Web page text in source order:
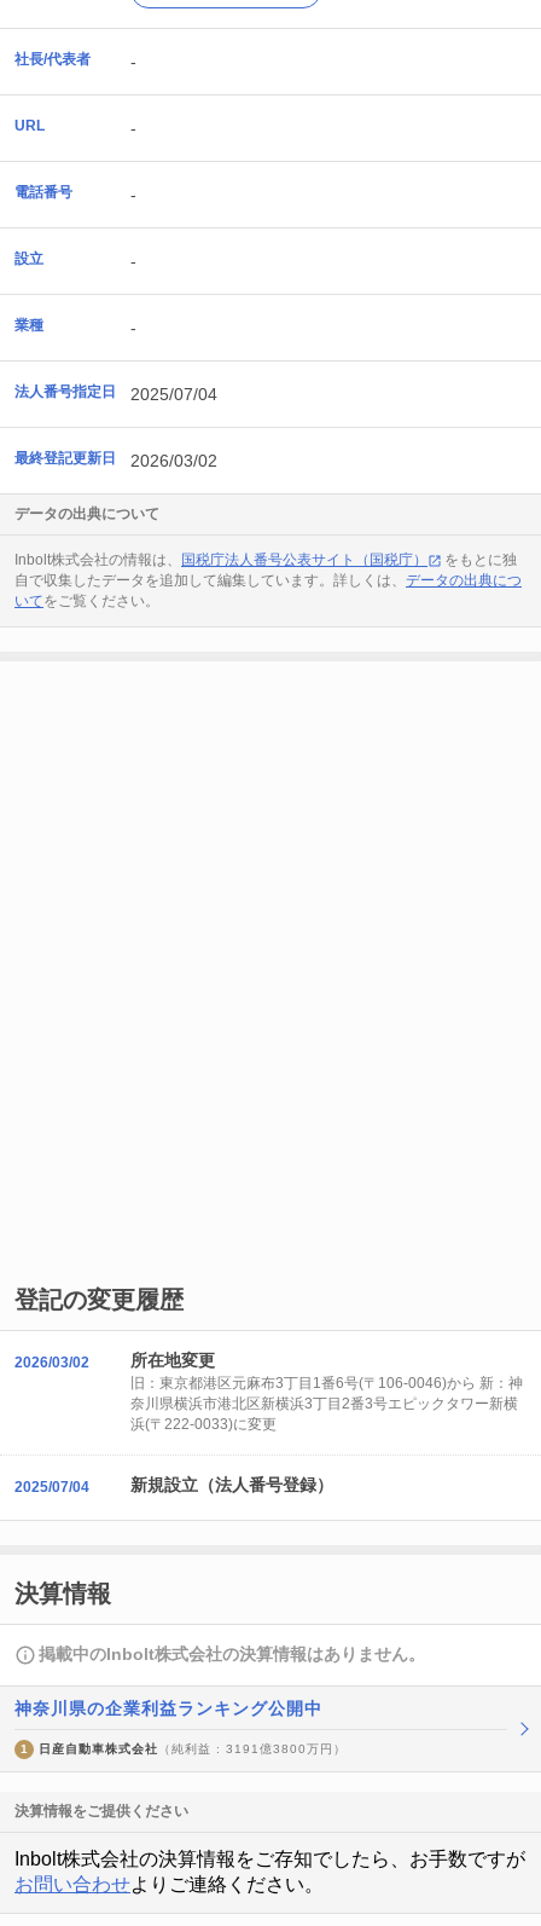
社長/代表者 -
URL -
電話番号 -
設立 -
業種 -
法人番号指定日 2025/07/04
最終登記更新日 2026/03/02
データの出典について
Inbolt株式会社の情報は、 国税庁法人番号公表サイト（国税庁）
をもとに独
自で収集したデータを追加して編集しています。詳しくは、 データの出典につ
いてをご覧ください。
登記の変更履歴
2026/03/02 所在地変更
旧：東京都港区元麻布3丁目1番6号(〒106-0046)から 新：神
奈川県横浜市港北区新横浜3丁目2番3号エピックタワー新横
浜(〒222-0033)に変更
2025/07/04 新規設立（法人番号登録）
決算情報
掲載中のInbolt株式会社の決算情報はありません。
神奈川県の企業利益ランキング公開中
1 日産自動車株式会社 （純利益 : 3191億3800万円）
決算情報をご提供ください
Inbolt株式会社の決算情報をご存知でしたら、お手数ですが
お問い合わせよりご連絡ください。